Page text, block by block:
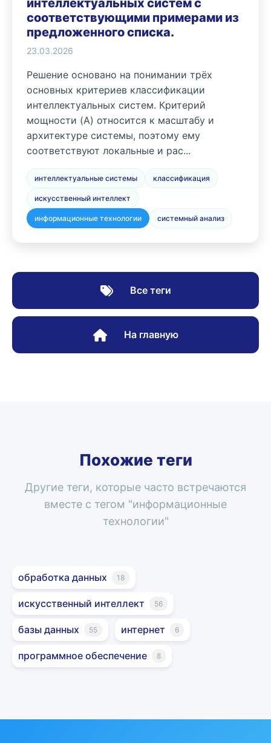
интеллектуальных систем с
соответствующими примерами из
предложенного списка.
23.03.2026
Решение основано на понимании трёх
основных критериев классификации
интеллектуальных систем. Критерий
мощности (A) относится к масштабу и
архитектуре системы, поэтому ему
соответствуют локальные и рас...
интеллектуальные системы классификация
искусственный интеллект
информационные технологии системный анализ
Все теги
На главную
Похожие теги
Другие теги, которые часто встречаются
вместе с тегом "информационные
технологии"
обработка данных 18
искусственный интеллект 56
базы данных 55 интернет 6
программное обеспечение 8